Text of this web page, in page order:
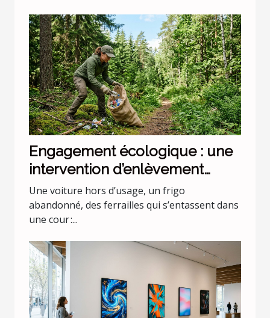
Engagement écologique : une
intervention d’enlèvement
peut-elle être responsable ?
Une voiture hors d’usage, un frigo
abandonné, des ferrailles qui s’entassent dans
une cour :...